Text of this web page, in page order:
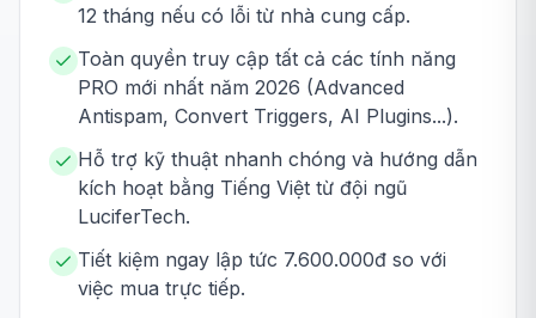
12 tháng nếu có lỗi từ nhà cung cấp.
Toàn quyền truy cập tất cả các tính năng
PRO mới nhất năm 2026 (Advanced
Antispam, Convert Triggers, AI Plugins...).
Hỗ trợ kỹ thuật nhanh chóng và hướng dẫn
kích hoạt bằng Tiếng Việt từ đội ngũ
LuciferTech.
Tiết kiệm ngay lập tức 7.600.000đ so với
việc mua trực tiếp.